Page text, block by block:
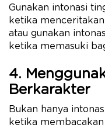
Gunakan intonasi
ketika
atau gunakan
ketika memasuki
4.
Berkarakter
Bukan hanya
ketika